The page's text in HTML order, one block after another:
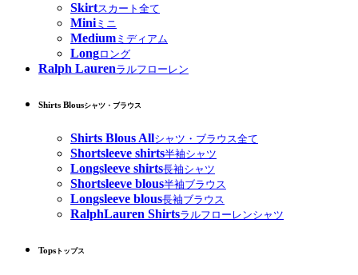
Skirtスカート全て
Miniミニ
Medium ミディアム
Longロング
Ralph Laurenラルフローレン
Shirts Blousシャツ・ブラウス
Shirts Blous Allシャツ・ブラウス全て
Shortsleeve shirts半袖シャツ
Longsleeve shirts長袖シャツ
Shortsleeve blous半袖ブラウス
Longsleeve blous長袖ブラウス
RalphLauren Shirtsラルフローレンシャツ
Tops トップス